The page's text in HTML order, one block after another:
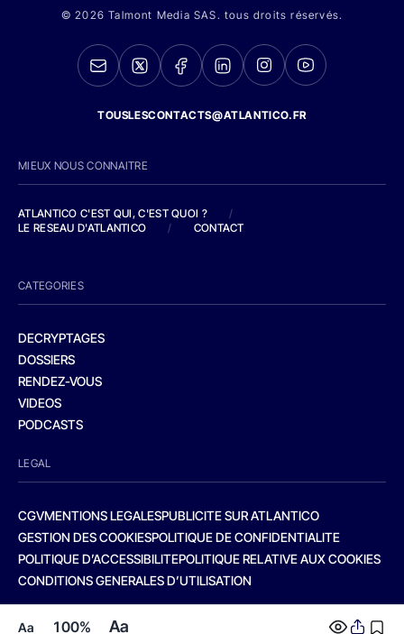
Aa 100% Aa
© 2026 Talmont Media SAS. tous droits réservés.
TOUSLESCONTACTS@ATLANTICO.FR
MIEUX NOUS CONNAITRE
ATLANTICO C'EST QUI, C'EST QUOI ?
/
LE RESEAU D'ATLANTICO
/ CONTACT
CATEGORIES
DECRYPTAGES
DOSSIERS
RENDEZ-VOUS
VIDEOS
PODCASTS
LEGAL
CGVMENTIONS LEGALESPUBLICITE SUR ATLANTICO
GESTION DES COOKIESPOLITIQUE DE CONFIDENTIALITE
POLITIQUE D’ACCESSIBILITEPOLITIQUE RELATIVE AUX COOKIES
CONDITIONS GENERALES D’UTILISATION